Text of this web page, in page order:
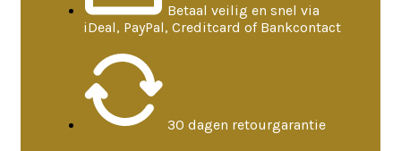
Betaal veilig en snel via
iDeal, PayPal, Creditcard of Bankcontact
30 dagen retourgarantie